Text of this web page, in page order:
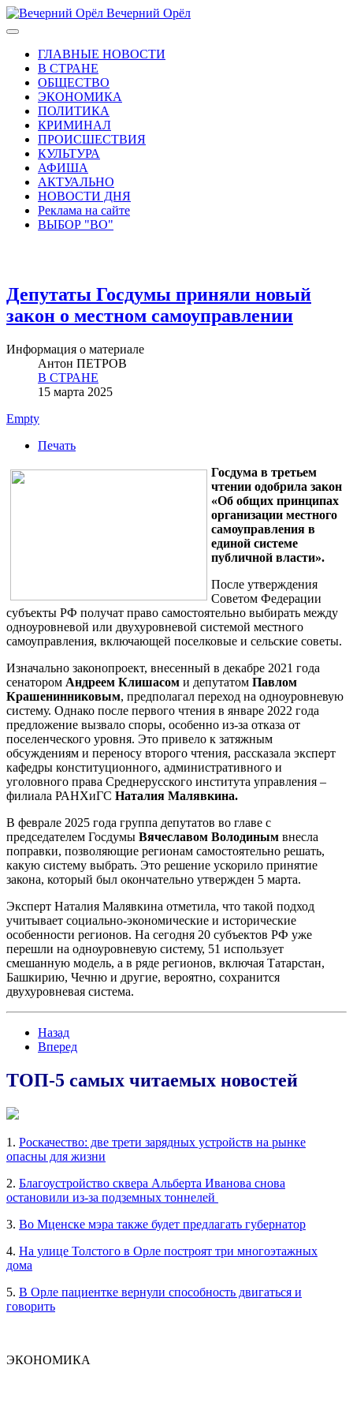
Вечерний Орёл
ГЛАВНЫЕ НОВОСТИ
В СТРАНЕ
ОБЩЕСТВО
ЭКОНОМИКА
ПОЛИТИКА
КРИМИНАЛ
ПРОИСШЕСТВИЯ
КУЛЬТУРА
АФИША
АКТУАЛЬНО
НОВОСТИ ДНЯ
Реклама на сайте
ВЫБОР "ВО"
Депутаты Госдумы приняли новый
закон о местном самоуправлении
Информация о материале
Антон ПЕТРОВ
В СТРАНЕ
15 марта 2025
Empty
Печать
Госдума в третьем
чтении одобрила закон
«Об общих принципах
организации местного
самоуправления в
единой системе
публичной власти».
После утверждения
Советом Федерации
субъекты РФ получат право самостоятельно выбирать между
одноуровневой или двухуровневой системой местного
самоуправления, включающей поселковые и сельские советы.
Изначально законопроект, внесенный в декабре 2021 года
сенатором Андреем Клишасом и депутатом Павлом
Крашенинниковым, предполагал переход на одноуровневую
систему. Однако после первого чтения в январе 2022 года
предложение вызвало споры, особенно из-за отказа от
поселенческого уровня. Это привело к затяжным
обсуждениям и переносу второго чтения, рассказала эксперт
кафедры конституционного, административного и
уголовного права Среднерусского института управления –
филиала РАНХиГС Наталия Малявкина.
В феврале 2025 года группа депутатов во главе с
председателем Госдумы Вячеславом Володиным внесла
поправки, позволяющие регионам самостоятельно решать,
какую систему выбрать. Это решение ускорило принятие
закона, который был окончательно утвержден 5 марта.
Эксперт Наталия Малявкина отметила, что такой подход
учитывает социально-экономические и исторические
особенности регионов. На сегодня 20 субъектов РФ уже
перешли на одноуровневую систему, 51 использует
смешанную модель, а в ряде регионов, включая Татарстан,
Башкирию, Чечню и другие, вероятно, сохранится
двухуровневая система.
Назад
Вперед
ТОП-5 самых читаемых новостей
1. Роскачество: две трети зарядных устройств на рынке
опасны для жизни
2. Благоустройство сквера Альберта Иванова снова
остановили из-за подземных тоннелей
3. Во Мценске мэра также будет предлагать губернатор
4. На улице Толстого в Орле построят три многоэтажных
дома
5. В Орле пациентке вернули способность двигаться и
говорить
ЭКОНОМИКА